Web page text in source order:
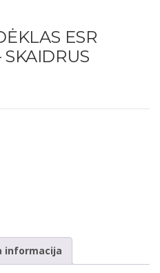
ESR
SKAIDRUS
informacija